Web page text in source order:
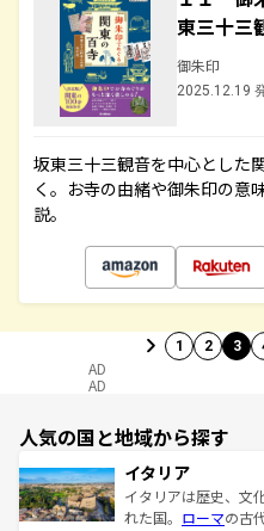
東三十
御朱印
2025.12.19
坂東三十三観音を中心とした
く。お寺の由緒や御朱印の意
説。
1 2 3
AD
AD
人気の国と地域から探す
イタリア
イタリアは歴史、文
れた国。 ローマの古